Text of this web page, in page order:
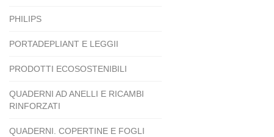
PHILIPS
PORTADEPLIANT E LEGGII
PRODOTTI ECOSOSTENIBILI
QUADERNI AD ANELLI E RICAMBI
RINFORZATI
QUADERNI. COPERTINE E FOGLI